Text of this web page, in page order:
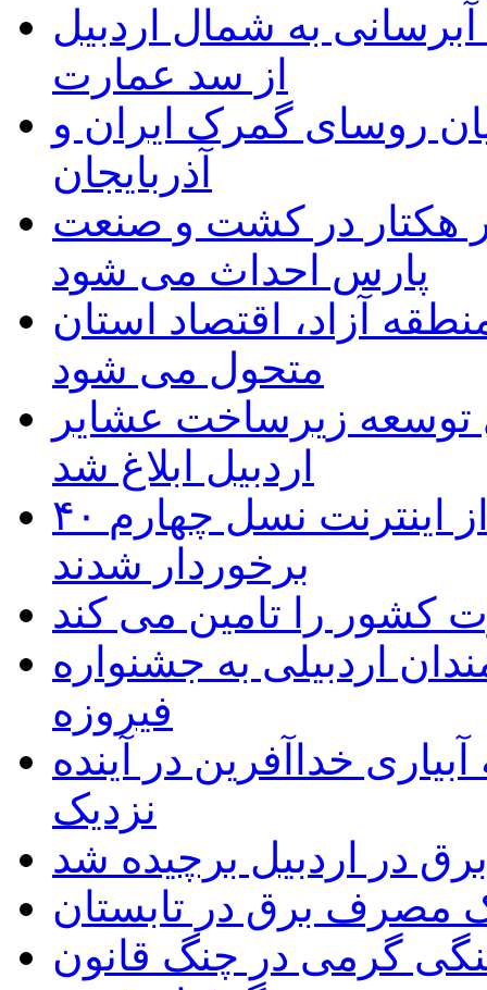
ماده ۲۳ طرح آبرسانی به شمال اردبیل
از سد عمارت
روسای گمرک ایران و
آذربایجان
هکتار در کشت و صنعت
پارس احداث می شود
آزاد، اقتصاد استان
متحول می شود
برای توسعه زیرساخت عشایر
اردبیل ابلاغ شد
۴۰ روستای شهرستان گِرمی از اینترنت نسل چهارم
برخوردار شدند
به۵۰ اثر هنرمندان اردبیلی به جشنواره
فیروزه
خداآفرین در آینده
نزدیک
مصرف برق در تابستان
گرمی در چنگ قانون